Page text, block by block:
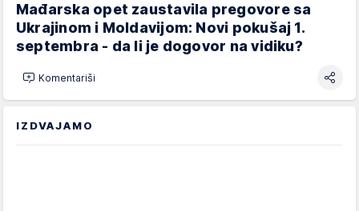
Mađarska opet zaustavila pregovore sa
Ukrajinom i Moldavijom: Novi pokušaj 1.
septembra - da li je dogovor na vidiku?
Komentariši
IZDVAJAMO